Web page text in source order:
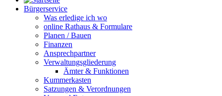
Bürgerservice
Was erledige ich wo
online Rathaus & Formulare
Planen / Bauen
Finanzen
Ansprechpartner
Verwaltungsgliederung
Ämter & Funktionen
Kummerkasten
Satzungen & Verordnungen